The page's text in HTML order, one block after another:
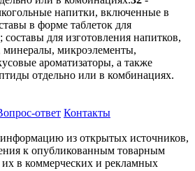
напитки, включенные в
в форме таблеток для
составы для изготовления напитков,
микроэлементы,
ароматизаторы, а также
отдельно или в комбинациях.
ответ Контакты
из открытых источников,
к опубликованным товарным
их в коммерческих и рекламных